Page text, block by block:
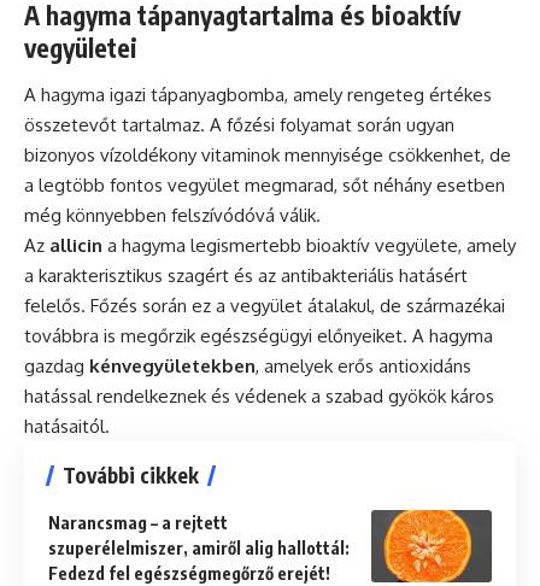
A hagyma tápanyagtartalma és bioaktív
vegyületei
A hagyma igazi tápanyagbomba, amely rengeteg értékes
összetevőt tartalmaz. A főzési folyamat során ugyan
bizonyos vízoldékony vitaminok mennyisége csökkenhet, de
a legtöbb fontos vegyület megmarad, sőt néhány esetben
még könnyebben felszívódóvá válik.
Az allicin a hagyma legismertebb bioaktív vegyülete, amely
a karakterisztikus szagért és az antibakteriális hatásért
felelős. Főzés során ez a vegyület átalakul, de származékai
továbbra is megőrzik egészségügyi előnyeiket. A hagyma
gazdag kénvegyületekben, amelyek erős antioxidáns
hatással rendelkeznek és védenek a szabad gyökök káros
hatásaitól.
További cikkek
Narancsmag – a rejtett
szuperélelmiszer, amiről alig hallottál:
Fedezd fel egészségmegőrző erejét!